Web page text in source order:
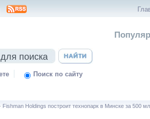
| Поиск по сайту
Fishman Holdings построит технопарк в Минске за 500